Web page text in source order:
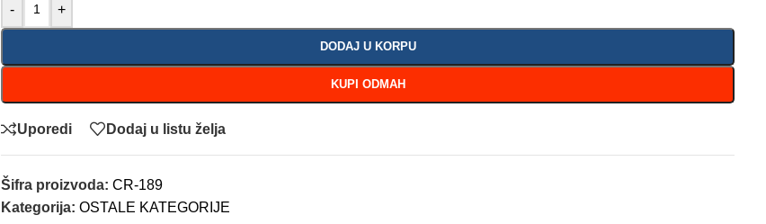
- +
DODAJ U KORPU
KUPI ODMAH
Uporedi Dodaj u listu želja
Šifra proizvoda: CR-189
Kategorija: OSTALE KATEGORIJE